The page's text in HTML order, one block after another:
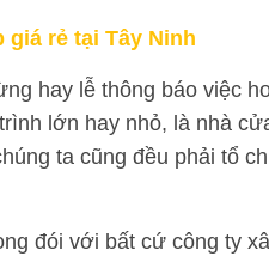
rẻ tại Tây Ninh
hay lễ thông báo việc
lớn hay nhỏ, là nhà
ta cũng đều phải tổ
đói với bất cứ công ty